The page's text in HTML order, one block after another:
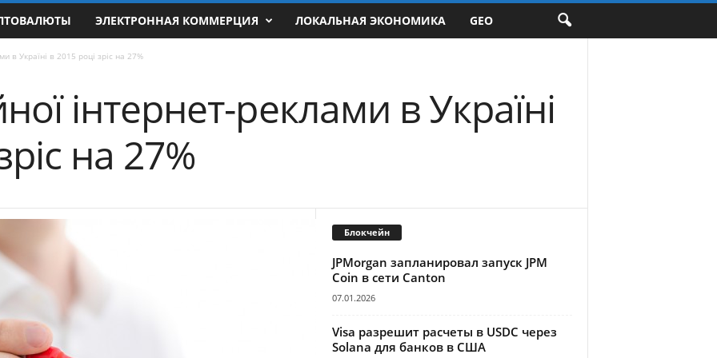
ЭЛЕКТРОННАЯ КОММЕРЦИЯ ЛОКАЛЬНАЯ ЭКОНОМИКА GEO
в Україні в 2015 році зріс на 27%
інтернет-реклами в Україні
на 27%
Блокчейн
JPMorgan запланировал запуск JPM
Coin в сети Canton
07.01.2026
Visa разрешит расчеты в USDC через
Solana для банков в США